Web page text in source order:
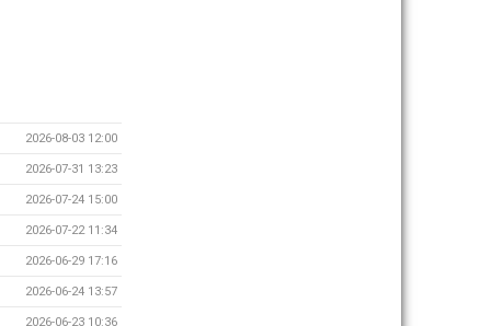
2026-08-03 12:00
2026-07-31 13:23
2026-07-24 15:00
2026-07-22 11:34
2026-06-29 17:16
2026-06-24 13:57
2026-06-23 10:36